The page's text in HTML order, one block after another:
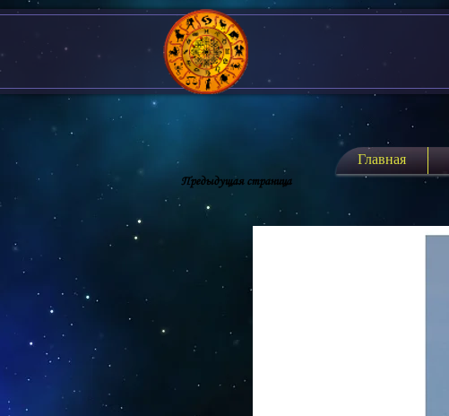
Главная
Предыдущая страница